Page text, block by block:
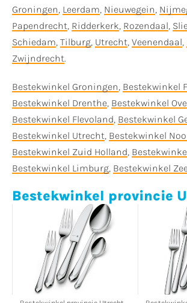
Groningen, Leerdam, Nieuwegein,
Papendrecht, Ridderkerk, Rozendaal,
Schiedam, Tilburg, Utrecht, Veenendaal,
Zwijndrecht.
Bestekwinkel Groningen, Bestekwinkel
Bestekwinkel Drenthe, Bestekwinkel
Bestekwinkel Flevoland, Bestekwinkel
Bestekwinkel Utrecht, Bestekwinkel
Bestekwinkel Zuid Holland,
Bestekwinkel Limburg, Bestekwinkel
Bestekwinkel provincie